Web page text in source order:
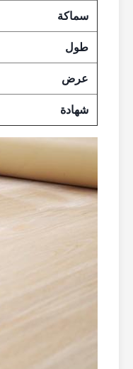
سماكة
طول
عرض
شهادة